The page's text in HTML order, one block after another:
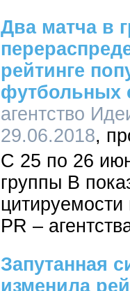
Два матча в
рейтинге
футбольных
агентство
29.06.2018
С 25 по 26
группы B
PR –
Запутанная
изменила